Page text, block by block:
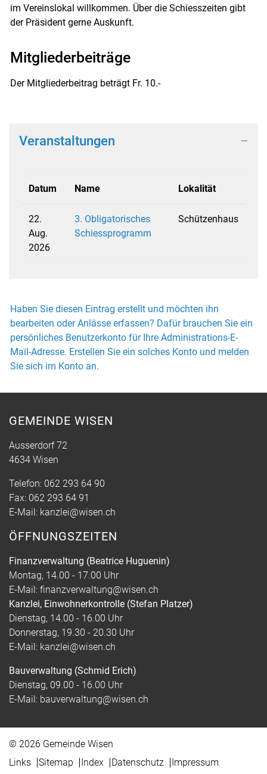
im Vereinslokal willkommen. Über die Schiesszeiten gibt
der Präsident gerne Auskunft.
Mitgliederbeiträge
Der Mitgliederbeitrag beträgt Fr. 10.-
Veranstaltungen
Datum Name Lokalität
22.
Aug.
2026
3. Obligatorisches
Schiessprogramm
Schützenhaus
Haben Sie diesen Eintrag erstellt und möchten ihn
bearbeiten oder Anlässe erfassen? Dafür brauchen Sie ein
persönliches Benutzerkonto für Ihre Administrations-E-
Mail-Adresse. Erstellen Sie ein solches Konto und melden
Sie sich im Konto an.
GEMEINDE WISEN
Ausserdorf 72
4634 Wisen
Telefon: 062 293 64 90
Fax: 062 293 64 91
E-Mail: kanzlei@wisen.ch
ÖFFNUNGSZEITEN
Finanzverwaltung (Beatrice Huguenin)
Montag, 14.00 - 17.00 Uhr
E-Mail: finanzverwaltung@wisen.ch
Kanzlei, Einwohnerkontrolle (Stefan Platzer)
Dienstag, 14.00 - 16.00 Uhr
Donnerstag, 19.30 - 20.30 Uhr
E-Mail: kanzlei@wisen.ch
Bauverwaltung (Schmid Erich)
Dienstag, 09.00 - 16.00 Uhr
E-Mail: bauverwaltung@wisen.ch
© 2026 Gemeinde Wisen
Toolbar
Links Sitemap Index Datenschutz Impressum